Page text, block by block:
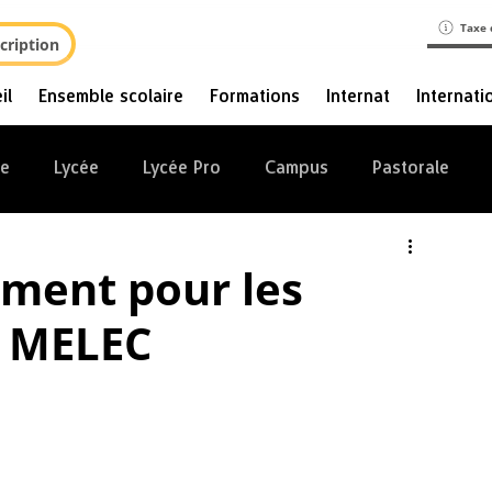
Taxe
Ensemble scolaire Formations Internat
Lycée Lycée Pro Campus Pastorale
pour les